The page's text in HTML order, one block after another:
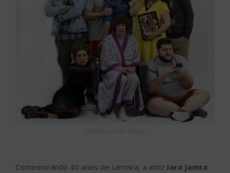
Comemorando 40 anos de carreira, a atriz Iara Jamra